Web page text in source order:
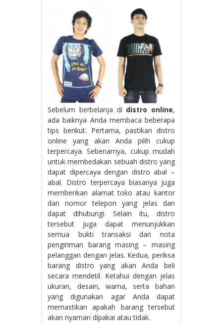
Sebelum berbelanja di distro online,
ada baiknya Anda membaca beberapa
tips berikut. Pertama, pastikan distro
online yang akan Anda pilih cukup
terpercaya. Sebenarnya, cukup mudah
untuk membedakan sebuah distro yang
dapat dipercaya dengan distro abal –
abal. Distro terpercaya biasanya juga
memberikan alamat toko atau kantor
dan nomor telepon yang jelas dan
dapat dihubungi. Selain itu, distro
tersebut juga dapat menunjukkan
semua bukti transaksi dan nota
pengiriman barang masing – masing
pelanggan dengan jelas. Kedua, periksa
barang distro yang akan Anda beli
secara mendetil. Ketahui dengan jelas
ukuran, desain, warna, serta bahan
yang digunakan agar Anda dapat
memastikan apakah barang tersebut
akan nyaman dipakai atau tidak.